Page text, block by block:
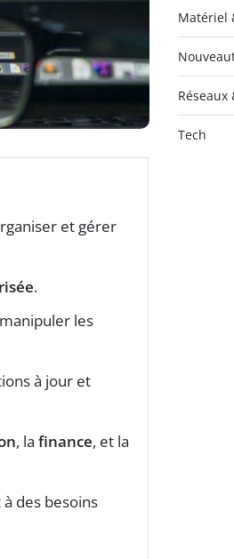
et gérer
.
les
à jour et
, la finance, et la
des besoins
Matériel
Réseaux
Tech